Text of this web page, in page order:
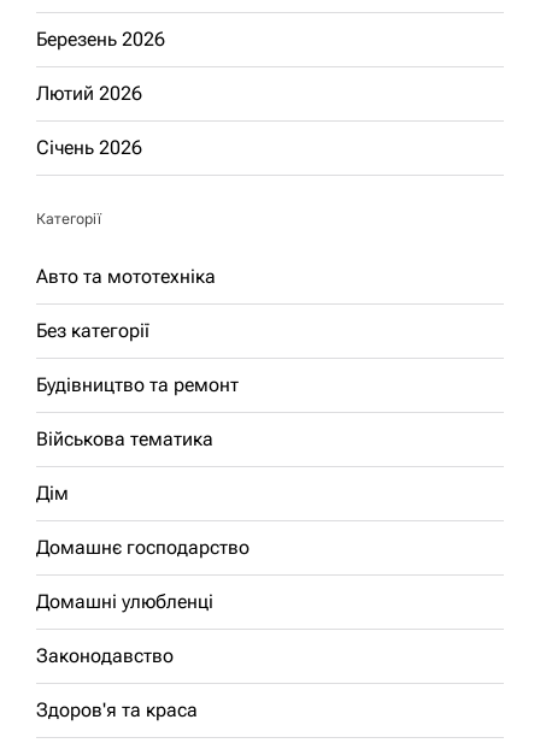
Березень 2026
Лютий 2026
Січень 2026
Категорії
Авто та мототехніка
Без категорії
Будівництво та ремонт
Військова тематика
Дім
Домашнє господарство
Домашні улюбленці
Законодавство
Здоров'я та краса